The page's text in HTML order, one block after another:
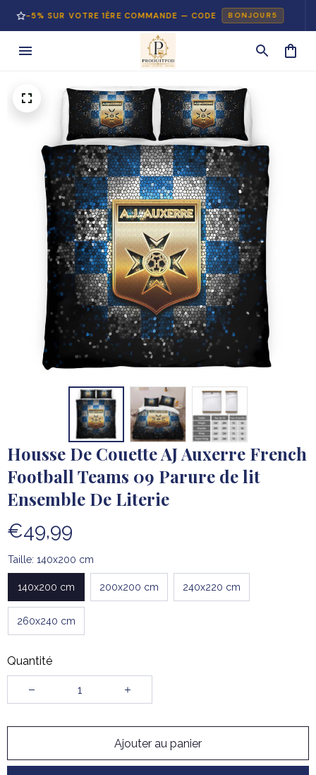
SUR VOTRE 1ÈRE COMMANDE — CODE BONJOUR5
Housse De Couette AJ Auxerre French
Football Teams 09 Parure de lit
Ensemble De Literie
€49,99
Taille: 140x200 cm
140x200 cm 200x200 cm 240x220 cm
260x240 cm
Quantité
Ajouter au panier